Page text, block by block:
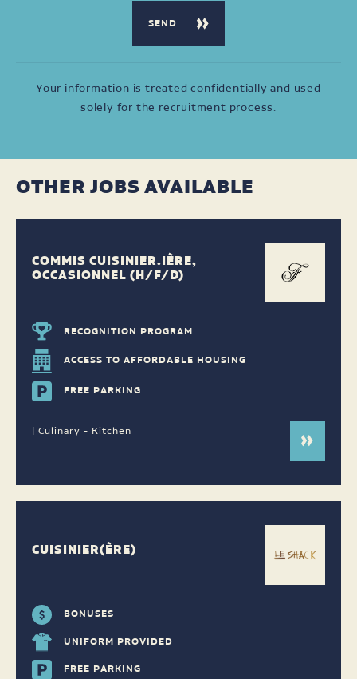
Your information is treated confidentially and used
solely for the recruitment process.
OTHER JOBS AVAILABLE
COMMIS CUISINIER.IÈRE,
OCCASIONNEL (H/F/D)
RECOGNITION PROGRAM
ACCESS TO AFFORDABLE HOUSING
FREE PARKING
| Culinary - Kitchen
CUISINIER(ÈRE)
BONUSES
UNIFORM PROVIDED
FREE PARKING